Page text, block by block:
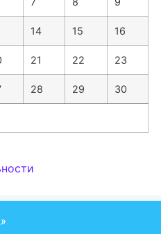
14 15 16
21 22 23
28 29 30